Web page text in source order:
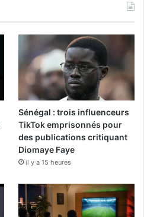
Sénégal : trois influenceurs
TikTok emprisonnés pour
des publications critiquant
Diomaye Faye
il y a 15 heures